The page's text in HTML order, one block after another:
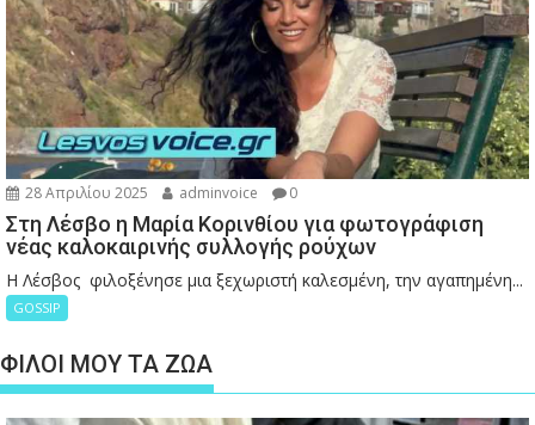
28 Απριλίου 2025 adminvoice 0
Στη Λέσβο η Μαρία Κορινθίου για φωτογράφιση
νέας καλοκαιρινής συλλογής ρούχων
Η Λέσβος φιλοξένησε μια ξεχωριστή καλεσμένη, την αγαπημένη...
GOSSIP
ΦΙΛΟΙ ΜΟΥ ΤΑ ΖΩΑ